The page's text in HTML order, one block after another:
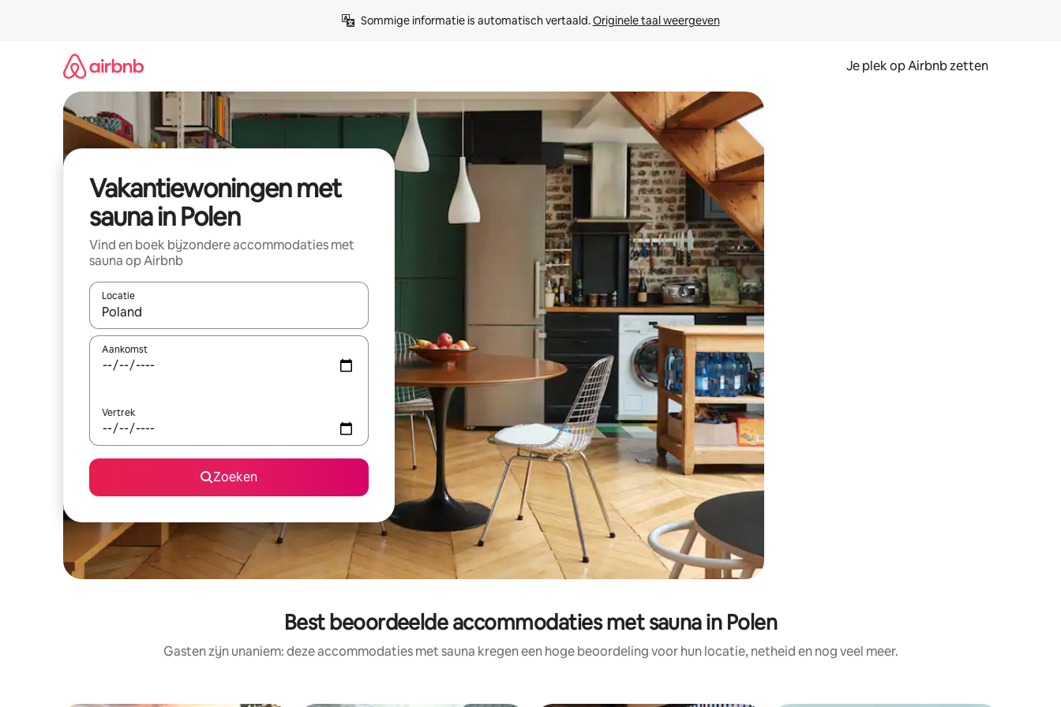
Sommige informatie is automatisch vertaald. Originele taal weergeven
Je plek op Airbnb zetten
Vakantiewoningen met
sauna in Polen
Vind en boek bijzondere accommodaties met
sauna op Airbnb
Locatie
Wanneer er resultaten beschikbaar zijn, maak je een keuze met je de pijltjestoetsen omhoog en omlaag, óf door te tikken of swipen.
Aankomst
Vertrek
Zoeken
Best beoordeelde accommodaties met sauna in Polen
Gasten zijn unaniem: deze accommodaties met sauna kregen een hoge beoordeling voor hun locatie, netheid en nog veel meer.